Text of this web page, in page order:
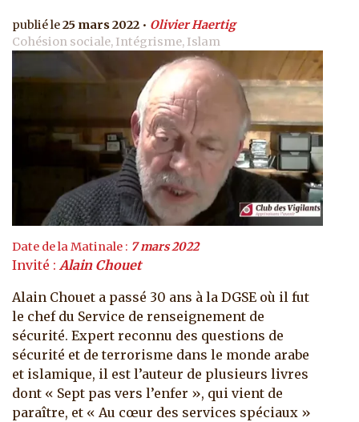
25 mars 2022
Olivier Haertig
Cohésion sociale, Intégrisme, Islam
Date de la Matinale : 7 mars 2022
Invité : Alain Chouet
Alain Chouet a passé 30 ans à la DGSE où il fut
le chef du Service de renseignement de
sécurité. Expert reconnu des questions de
sécurité et de terrorisme dans le monde arabe
et islamique, il est l’auteur de plusieurs livres
dont « Sept pas vers l’enfer », qui vient de
paraître, et « Au cœur des services spéciaux »